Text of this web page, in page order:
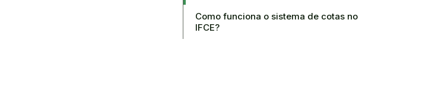
Como funciona o sistema de cotas no
IFCE?